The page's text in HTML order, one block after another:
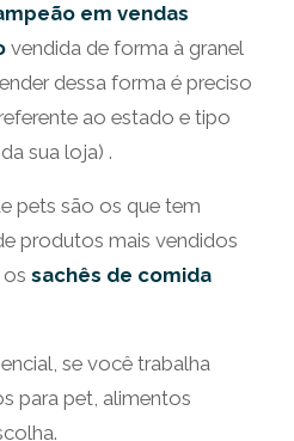
em vendas
vendida de forma à granel
dessa forma é preciso
ao estado e tipo
sua loja) .
pets são os que tem
produtos mais vendidos
sachês de comida
se você trabalha
para pet, alimentos